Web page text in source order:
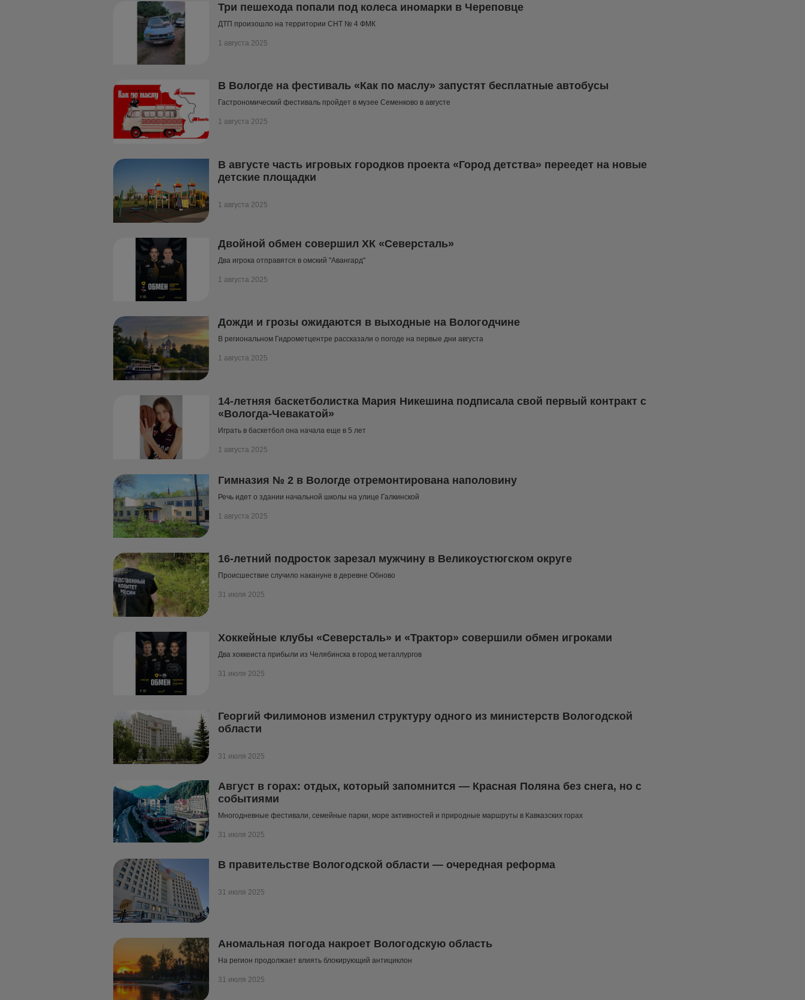
Три пешехода попали под колеса иномарки в Череповце
ДТП произошло на территории СНТ № 4 ФМК
1 августа 2025
В Вологде на фестиваль «Как по маслу» запустят бесплатные автобусы
Гастрономический фестиваль пройдет в музее Семенково в августе
1 августа 2025
В августе часть игровых городков проекта «Город детства» переедет на новые
детские площадки
1 августа 2025
Двойной обмен совершил ХК «Северсталь»
Два игрока отправятся в омский "Авангард"
1 августа 2025
Дожди и грозы ожидаются в выходные на Вологодчине
В региональном Гидрометцентре рассказали о погоде на первые дни августа
1 августа 2025
14-летняя баскетболистка Мария Никешина подписала свой первый контракт с
«Вологда-Чевакатой»
Играть в баскетбол она начала еще в 5 лет
1 августа 2025
Гимназия № 2 в Вологде отремонтирована наполовину
Речь идет о здании начальной школы на улице Галкинской
1 августа 2025
16-летний подросток зарезал мужчину в Великоустюгском округе
Происшествие случило накануне в деревне Обново
31 июля 2025
Хоккейные клубы «Северсталь» и «Трактор» совершили обмен игроками
Два хоккеиста прибыли из Челябинска в город металлургов
31 июля 2025
Георгий Филимонов изменил структуру одного из министерств Вологодской
области
31 июля 2025
Август в горах: отдых, который запомнится — Красная Поляна без снега, но с
событиями
Многодневные фестивали, семейные парки, море активностей и природные маршруты в Кавказских горах
31 июля 2025
В правительстве Вологодской области — очередная реформа
31 июля 2025
Аномальная погода накроет Вологодскую область
На регион продолжает влиять блокирующий антициклон
31 июля 2025